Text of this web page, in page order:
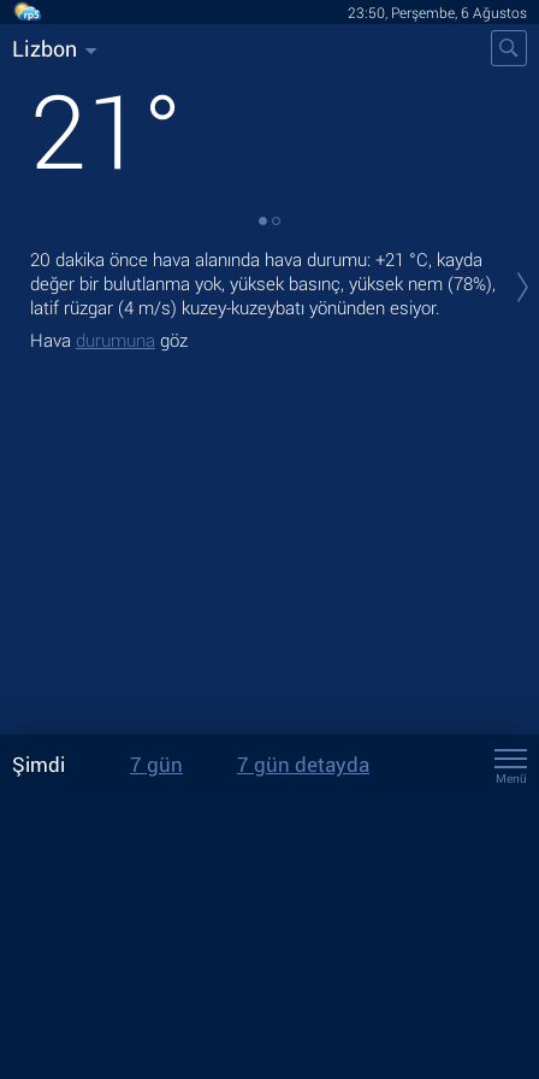
23:50, Perşembe, 6 Ağustos
Lizbon
21 °
20 dakika önce hava alanında hava durumu: +21 °C, kayda
değer bir bulutlanma yok, yüksek basınç, yüksek nem (78%),
latif rüzgar (4 m/s) kuzey-kuzeybatı yönünden esiyor.
Hava durumuna göz
Şimdi 7 gün 7 gün detayda
Menü